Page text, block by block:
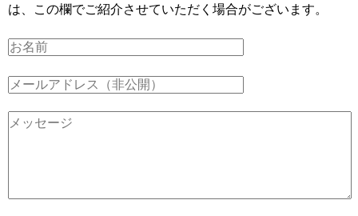
は、この欄でご紹介させていただく場合がございます。